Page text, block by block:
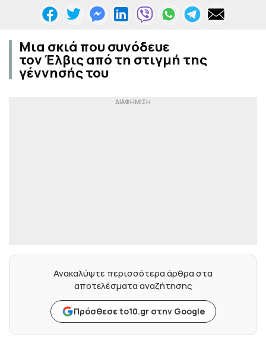
Μια σκιά που συνόδευε
τον Έλβις από τη στιγμή της
γέννησής του
Ανακαλύψτε περισσότερα άρθρα στα
αποτελέσματα αναζήτησης
Πρόσθεσε to10.gr στην Google